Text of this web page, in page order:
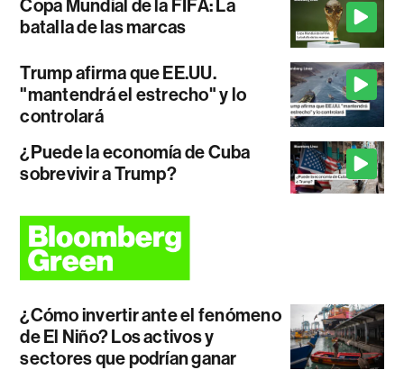
Copa Mundial de la FIFA: La
batalla de las marcas
Trump afirma que EE.UU.
"mantendrá el estrecho" y lo
controlará
¿Puede la economía de Cuba
sobrevivir a Trump?
¿Cómo invertir ante el fenómeno
de El Niño? Los activos y
sectores que podrían ganar